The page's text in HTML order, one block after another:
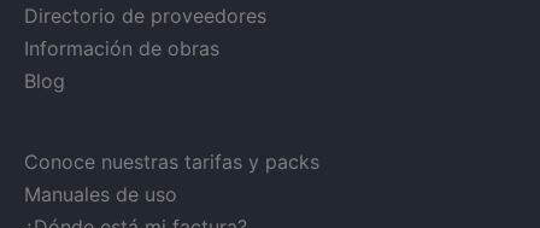
Directorio de proveedores
Información de obras
Blog
Conoce nuestras tarifas y packs
Manuales de uso